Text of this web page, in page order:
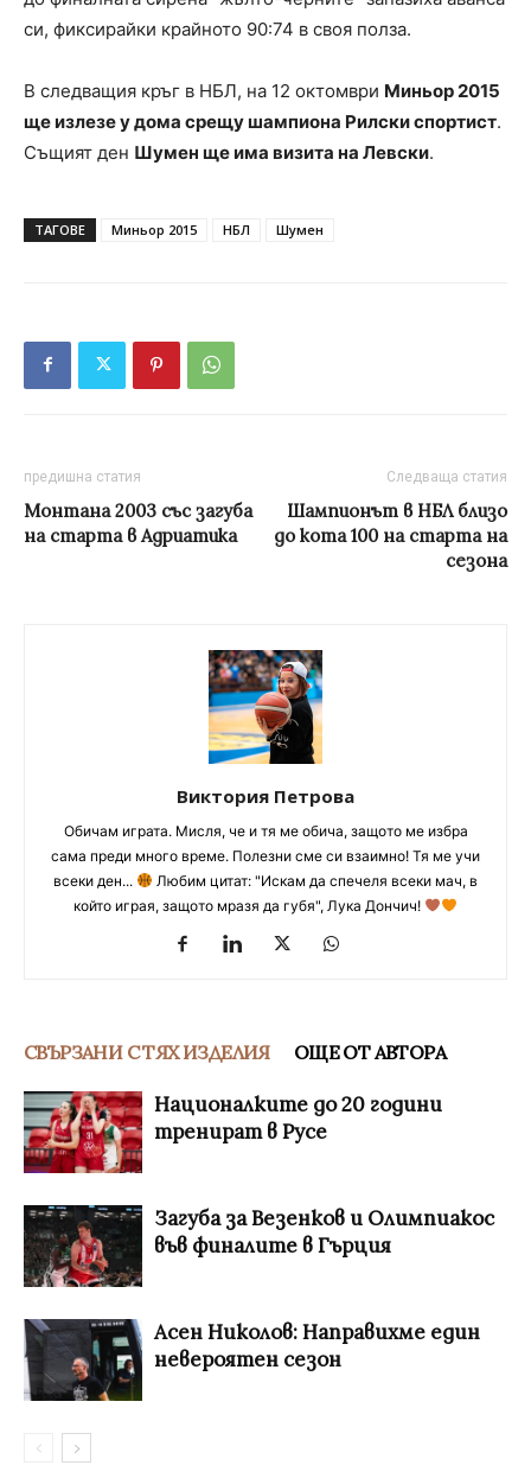
си, фиксирайки крайното 90:74 в своя полза.
В следващия кръг в НБЛ, на 12 октомври Миньор 2015
ще излезе у дома срещу шампиона Рилски спортист.
Същият ден Шумен ще има визита на Левски.
ТАГОВЕ Миньор 2015 НБЛ Шумен
предишна статия
Монтана 2003 със загуба
на старта в Адриатика
Следваща статия
Шампионът в НБЛ близо
до кота 100 на старта на
сезона
Виктория Петрова
Обичам играта. Мисля, че и тя ме обича, защото ме избра
сама преди много време. Полезни сме си взаимно! Тя ме учи
всеки ден...
Любим цитат: "Искам да спечеля всеки мач, в
който играя, защото мразя да губя", Лука Дончич!
СВЪРЗАНИ С ТЯХ ИЗДЕЛИЯ ОЩЕ ОТ АВТОРА
Националките до 20 години
тренират в Русе
Загуба за Везенков и Олимпиакос
във финалите в Гърция
Асен Николов: Направихме един
невероятен сезон